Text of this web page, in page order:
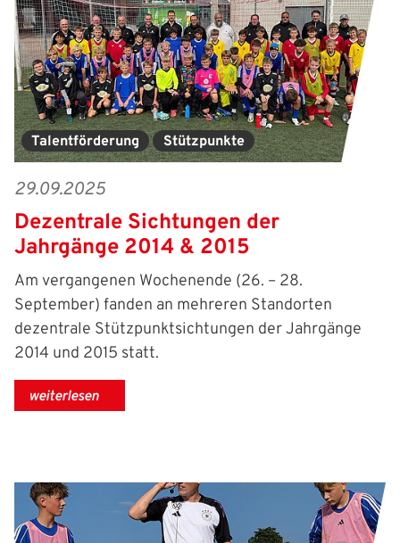
Talentförderung Stützpunkte
29.09.2025
Dezentrale Sichtungen der
Jahrgänge 2014 & 2015
Am vergangenen Wochenende (26. – 28.
September) fanden an mehreren Standorten
dezentrale Stützpunktsichtungen der Jahrgänge
2014 und 2015 statt.
weiterlesen
Freizeit- und Breitensport
Futsal
Kinder- und Jugendschutz
#siekickt
Tage des Mädchenfußballs
Datenschutz
Länderspiele
Impressum